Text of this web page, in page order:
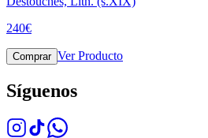
240€
Comprar Ver Producto
Síguenos